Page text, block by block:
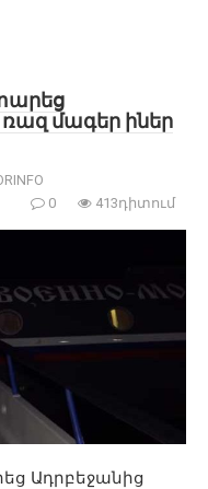
մագեր իներ
0
413դիտում
Ադրբեջանից